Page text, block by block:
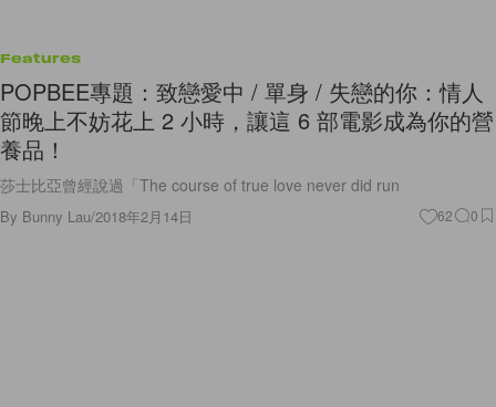
Features
POPBEE專題：致戀愛中 / 單身 / 失戀的你：情人
節晚上不妨花上 2 小時，讓這 6 部電影成為你的營
養品！
莎士比亞曾經說過「The course of true love never did run
By Bunny Lau/2018年2月14日 62 0